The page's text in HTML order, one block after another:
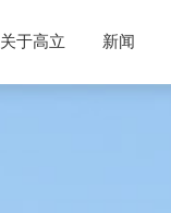
关于高立 新闻